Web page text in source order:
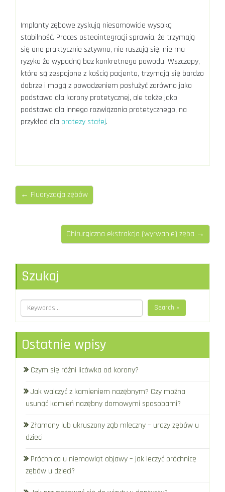
Implanty zębowe zyskują niesamowicie wysoką
stabilność. Proces osteointegracji sprawia, że trzymają
się one praktycznie sztywno, nie ruszają się, nie ma
ryzyka że wypadną bez konkretnego powodu. Wszczepy,
które są zespojone z kością pacjenta, trzymają się bardzo
dobrze i mogą z powodzeniem posłużyć zarówno jako
podstawa dla korony protetycznej, ale także jako
podstawa dla innego rozwiązania protetycznego, na
przykład dla protezy stałej.
← Fluoryzacja zębów
Chirurgiczna ekstrakcja (wyrwanie) zęba →
Szukaj
Search »
Ostatnie wpisy
Czym się różni licówka od korony?
Jak walczyć z kamieniem nazębnym? Czy można
usunąć kamień nazębny domowymi sposobami?
Złamany lub ukruszony ząb mleczny – urazy zębów u
dzieci
Próchnica u niemowląt objawy – jak leczyć próchnicę
zębów u dzieci?